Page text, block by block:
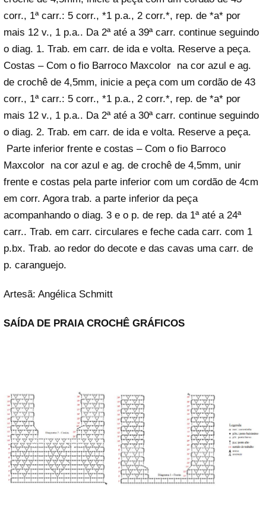
corr., 1ª carr.: 5 corr., *1 p.a., 2 corr.*, rep. de *a* por
mais 12 v., 1 p.a.. Da 2ª até a 39ª carr. continue seguindo
o diag. 1. Trab. em carr. de ida e volta. Reserve a peça.
Costas – Com o fio Barroco Maxcolor na cor azul e ag.
de crochê de 4,5mm, inicie a peça com um cordão de 43
corr., 1ª carr.: 5 corr., *1 p.a., 2 corr.*, rep. de *a* por
mais 12 v., 1 p.a.. Da 2ª até a 30ª carr. continue seguindo
o diag. 2. Trab. em carr. de ida e volta. Reserve a peça.
Parte inferior frente e costas – Com o fio Barroco
Maxcolor na cor azul e ag. de crochê de 4,5mm, unir
frente e costas pela parte inferior com um cordão de 4cm
em corr. Agora trab. a parte inferior da peça
acompanhando o diag. 3 e o p. de rep. da 1ª até a 24ª
carr.. Trab. em carr. circulares e feche cada carr. com 1
p.bx. Trab. ao redor do decote e das cavas uma carr. de
p. caranguejo.
Artesã: Angélica Schmitt
SAÍDA DE PRAIA CROCHÊ GRÁFICOS